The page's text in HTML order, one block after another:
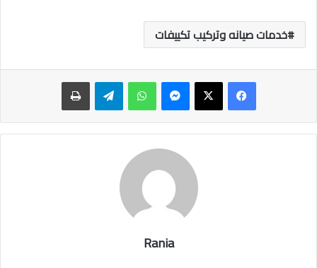
خدمات صيانه وتركيب تكييفات
ماسنجر واتساب تيلقرام طباعة
Rania